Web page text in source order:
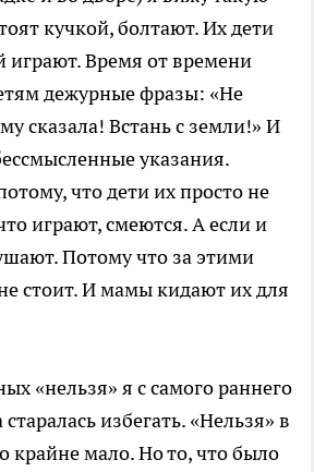
кучкой, болтают. Их дети
играют. Время от времени
дежурные фразы: «Не
сказала! Встань с земли!» И
указания.
что дети их просто не
играют, смеются. А если и
Потому что за этими
стоит. И мамы кидают их для
«нельзя» я с самого раннего
избегать. «Нельзя» в
мало. Но то, что было